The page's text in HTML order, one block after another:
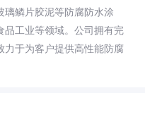
璃鳞片胶泥等防腐防水涂
品工业等领域。公司拥有完
力于为客户提供高性能防腐